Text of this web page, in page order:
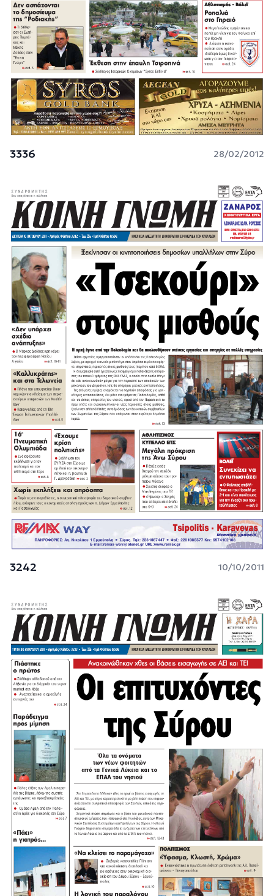
3336 28/02/2012
3242 10/10/2011